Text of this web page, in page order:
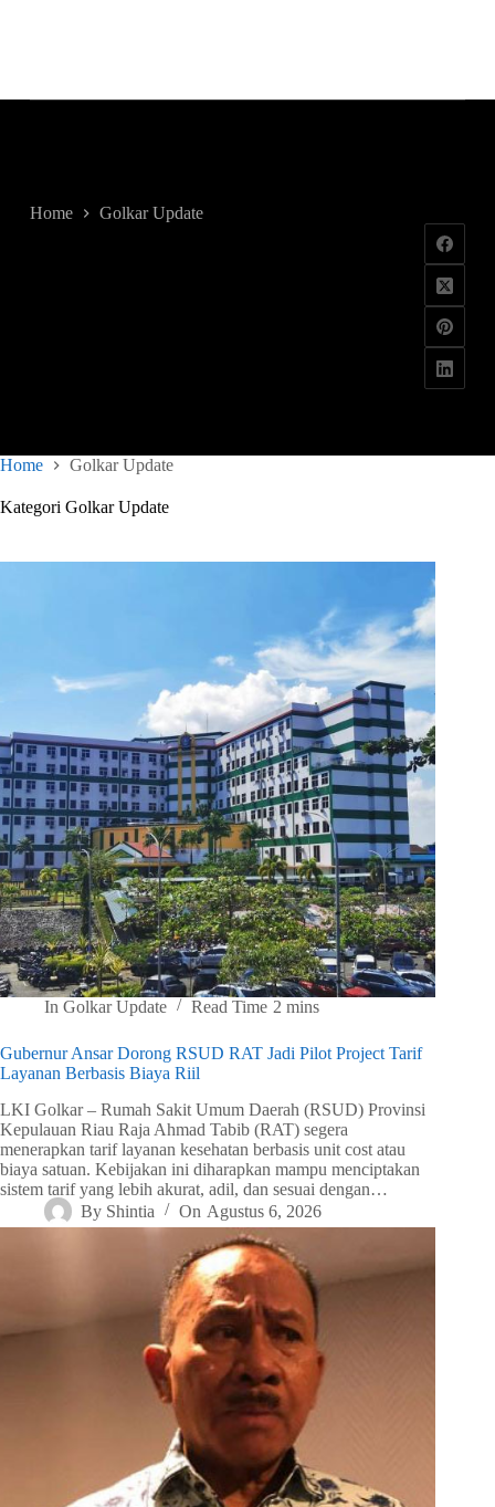
Home
Golkar Update
Home Golkar Update
Kategori Golkar Update
In Golkar Update Read Time 2 mins
Gubernur Ansar Dorong RSUD RAT Jadi Pilot Project Tarif
Layanan Berbasis Biaya Riil
LKI Golkar – Rumah Sakit Umum Daerah (RSUD) Provinsi
Kepulauan Riau Raja Ahmad Tabib (RAT) segera
menerapkan tarif layanan kesehatan berbasis unit cost atau
biaya satuan. Kebijakan ini diharapkan mampu menciptakan
sistem tarif yang lebih akurat, adil, dan sesuai dengan…
By Shintia On Agustus 6, 2026